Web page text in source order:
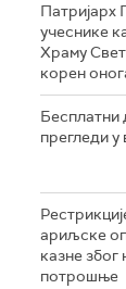
Патријарх
учеснике
Храму
корен
прегледи
ариљске
казне
потрошње